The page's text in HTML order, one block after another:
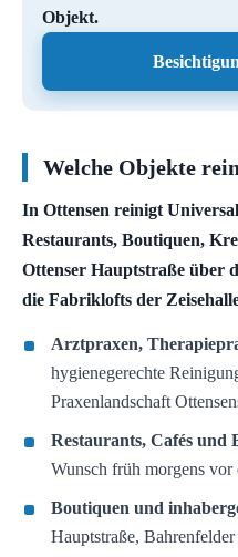
Objekt.
Welche Objekte
In Ottensen reinigt
Restaurants, Boutiquen,
Ottenser Hauptstraße über
die Fabriklofts der
Arztpraxen,
hygienegerechte
Praxenlandschaft
Restaurants, Cafés und
Wunsch früh morgens
Boutiquen und
Hauptstraße,